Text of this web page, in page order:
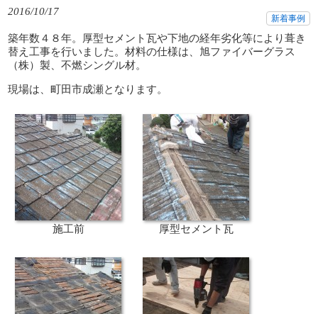
2016/10/17
新着事例
築年数４８年。厚型セメント瓦や下地の経年劣化等により葺き
替え工事を行いました。材料の仕様は、旭ファイバーグラス
（株）製、不燃シングル材。
現場は、町田市成瀬となります。
施工前 厚型セメント瓦